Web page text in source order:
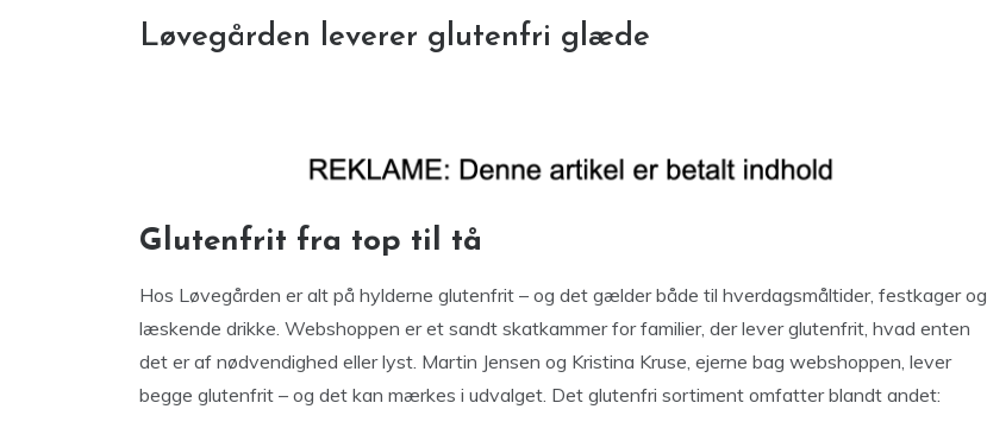
Løvegården leverer glutenfri glæde
Glutenfrit fra top til tå
Hos Løvegården er alt på hylderne glutenfrit – og det gælder både til hverdagsmåltider, festkager og
læskende drikke. Webshoppen er et sandt skatkammer for familier, der lever glutenfrit, hvad enten
det er af nødvendighed eller lyst. Martin Jensen og Kristina Kruse, ejerne bag webshoppen, lever
begge glutenfrit – og det kan mærkes i udvalget. Det glutenfri sortiment omfatter blandt andet: